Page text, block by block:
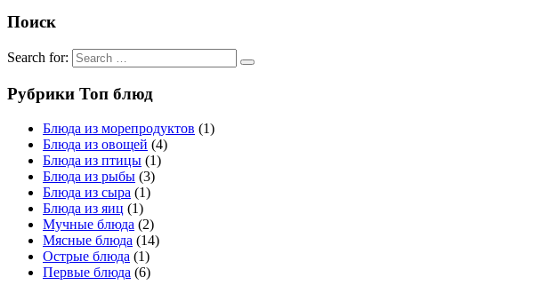
Поиск
Search for:
Рубрики Топ блюд
Блюда из морепродуктов (1)
Блюда из овощей (4)
Блюда из птицы (1)
Блюда из рыбы (3)
Блюда из сыра (1)
Блюда из яиц (1)
Мучные блюда (2)
Мясные блюда (14)
Острые блюда (1)
Первые блюда (6)